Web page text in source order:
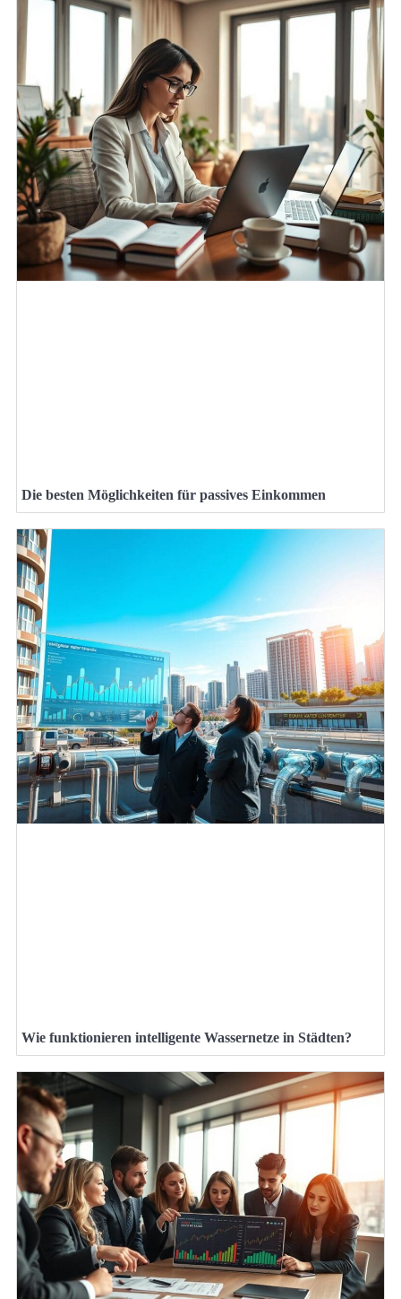
Die besten Möglichkeiten für passives Einkommen
Wie funktionieren intelligente Wassernetze in Städten?